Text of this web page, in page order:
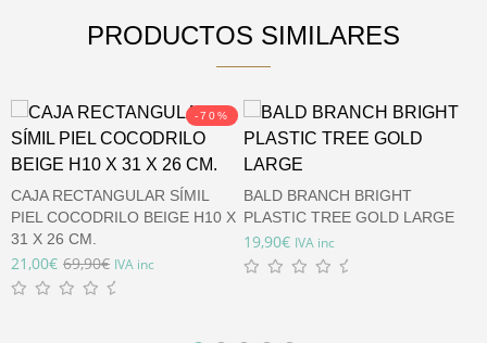
PRODUCTOS SIMILARES
-70%
CAJA RECTANGULAR SÍMIL
PIEL COCODRILO BEIGE H10 X
31 X 26 CM.
69,90€
21,00€ IVA inc
BALD BRANCH BRIGHT
PLASTIC TREE GOLD LARGE
19,90€ IVA inc